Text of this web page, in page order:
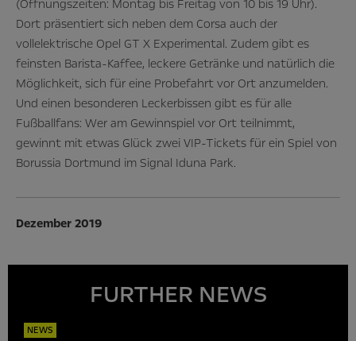
(Öffnungszeiten: Montag bis Freitag von 10 bis 19 Uhr).
Dort präsentiert sich neben dem Corsa auch der
vollelektrische Opel GT X Experimental. Zudem gibt es
feinsten Barista-Kaffee, leckere Getränke und natürlich die
Möglichkeit, sich für eine Probefahrt vor Ort anzumelden.
Und einen besonderen Leckerbissen gibt es für alle
Fußballfans: Wer am Gewinnspiel vor Ort teilnimmt,
gewinnt mit etwas Glück zwei VIP-Tickets für ein Spiel von
Borussia Dortmund im Signal Iduna Park.
Dezember 2019
FURTHER NEWS
NEWS